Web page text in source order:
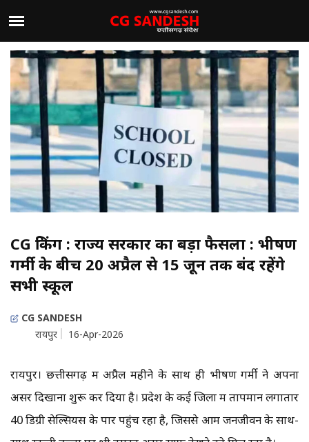
CG ब्रेकिंग : राज्य सरकार का बड़ा फैसला : भीषण
गर्मी के बीच 20 अप्रैल से 15 जून तक बंद रहेंगे
सभी स्कूल
CG SANDESH
रायपुर
16-Apr-2026
रायपुर। छत्तीसगढ़ में अप्रैल महीने के साथ ही भीषण गर्मी ने अपना
असर दिखाना शुरू कर दिया है। प्रदेश के कई जिलों में तापमान लगातार
40 डिग्री सेल्सियस के पार पहुंच रहा है, जिससे आम जनजीवन के साथ-